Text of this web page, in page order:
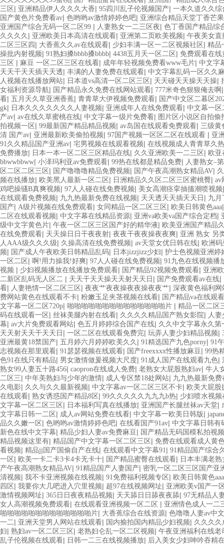
三区 | 亚洲精品伊人久久久大香| 95四川乱子伦视频国产| 一本久道久久综
国产黄色片免费看av| 色哟哟av激情婷婷色吧| 亚洲综合精品天堂丁香芒果
亚洲国产综合无码一区二区99 | 人妻熟女一二三区夜| 色丁香国产精品综
久久久久 | 亚洲欧美日本高清在线观看| 亚洲第二页欧美视频| 午夜美女直
二区三区四 | 大香蕉久久av在线观看| 少妇丰满一区一二区视频社区 | 精品
操批内射视频| 91熟妇搡bbbb搡bbbb| 4438五月天一区二区 | 免费观看在线
三区 | 麻豆 一区二区三区在线看| 成年年轻视频免费看www毛片| 中文字
天天干天天插天天透| 丰满的人妻免费在线观看| 中文字幕乱码一区久久
人视频在线播放网站| 日本道vs高清一区二区三区 | 天天碰天天操天天操|
女福利资源导航| 国产精品永久免费在线网站观看| 777米奇色狠狠俺去啊
看| 五月天久草亚洲香蕉| 青青草大伊视频免费观看| 国产中文区二暮区
gk| 日本久久久久久久久人妻视频| 亚洲成年人在线免费观看| 中文幕一区
产av| av在线久草蜜桃在线| 中文字幕一级片免费看| 图片区小说区自拍偷
拍视频一区 | 99最新国产精品精品视频| av岛国在线观看免费观看| 三级黄
清 国产av| 亚洲最新欧美偷拍视频| 97国产视频一区区二区在线观看 | 亚
91久久精品国产亚洲av| 宅男视频在线观看视频| 在线视频成人青青草久
免费播放| 日本一本一区二区三区精品在线| 久久亚洲欧美一二三区 | 欧
bbwwbbww| 小泽玛利亚av免费观看| 99热在线都是精品免费| 人妻熟女–
区二区二区三区 | 国产噜噜噜精品免费视频| 国产午夜高潮熟女精品AV|
频在线播放| 欧美黑人最新一区二区 | 日洲精品久久区二区三区蜜桃臀| av
鸡吧操骚B真爽视频| 97人人碰在线免费视频| 美女高潮痉挛抽搐潮喷视频
在线观看免费视频| 九九热最新免费在线视频| 天天透天天插天天日 | 九月
国产| A级片视频在线免费观看| 女同精品一区二区三区 | 欧美日韩黄色aaa
二区在线观看视频| 中文字幕在线精品资源| 亚洲va欧美va国产综合定档|
级中文字黄色片| 午夜一区二区三区国产好的精华液| 欧美亚洲国产精品
在线免费观看| 天天操日日干夜夜射| 夜夜干夜夜操夜夜爽| 亚洲 熟女 另
人AAA级久久久级| 久操高清在线免费视频| av天堂女优日韩在线| 欧洲
频| 国产成人午夜欧美日韩精品乱码| 日本jizzjizz少妇| 护士色视频亚洲婷
一区二区 | 啊!用力操我!好爽| 97人人碰在线免费视频| 91九色在线视频播
视频 | 少妇视频播放在线播放免费观看| 国产精品92视频免费观看| 亚洲
二新区乱码无人区二 | 天天干天天操天天射天天日 | 国产免费观看av在线|
看| 人妻艳情一区二区三区 | 夜夜艹夜夜操夜夜操夜夜艹| 深夜黄色福利网
费网站黄色在线观看不卡| 粉嫩玉足夹茎视频在线看| 国产精品va在线观
文字幕一区二区720p| 啪啪啪啪啪啪啪啪啪啪啪啪啪啪片 | 精品一区二区
码在线观看一区 | 丝袜美腿内射在线看| 久久久久精品国产熟女影院| 人
幕| av大片免费观看网站| 色五月婷婷综合国产在线| 久久中文字幕永久第
天天射天天干天天日 | 一区二区在线观看免费完| 玩弄人妻少妇精品视频|
亚洲最黄18禁国产| 五月婷六月婷婷欧美久久 | 91精选国产九色porny| 91
志视频在那里观看| 91瑟瑟视频在线观看| 国产freexxxx性播放麻豆| 99热
色91在线只有精品| 男女激情做爰视频大尺度| 91成人国产在线观看九色|
熟女99人妻五十路456| caopron在线成人免费| 老熟女大屁股熟妇av| 牛人
二区三| 中年美熟妇与少年的激情| 成人专区禁18处网站| 九九热最新免费
久电影| 久久与久久最新视频| 中文字幕av一区二区三区不卡| 欧美大屁股
在线观看| 熟女诱惑国产精品8区 | 99久久久久久九九九b热| 少妇喷水视频
文字幕一区二区三区 | 日本福利写真在线播放| 亚洲国产长腿丝袜av天堂|
文字幕日韩一二区 | 成人av网站免费在线看| 中文字幕一欧美日韩版 |
品久久嫩一区 | 色哟哟av激情婷婷色吧| 在线看国产91av| 中文字幕日韩有
新色在线中文字幕| 精品少妇人妻av免费麻豆| 国产精品无码国模私拍视频
精品视频这里有| 精品国产中文字幕一区二区三区 | 免费在线观看成人黄
看视频| 精品jj国产国偷自产在线| 在线观看中文字幕91| 91精品国产综合
一区 | 欧美一卡二卡3卡4卡无卡十| 国产精品蜜臀在线观看| 日本丰满老
产午夜高潮熟女精品AV| 91精品国产人妻国产| 密乳一区二区三区国产亚
清视频| 我不卡亚洲视频在线视频| 91免费福利视频专区 | 欧美日韩黄色aaa
四区 | 我要你大几吧进入穴里视频| 超97在线视频网址| 亚洲欧美v国产一
激情视频网址| 365日日夜夜精品视频| 天天舔日日舔夜夜舔| 97无精品人
女人高潮视频免费观看| 在线观看亚洲视频一区二区 | 亚洲情色成人一二
啪啪啪啪啪啪啪啪啪啪啪啪啪片| 大香蕉综合在线资源| 色噜噜人妻av中
一二| 亚洲天堂男人网站在线观看| 国内揄拍国内精品少妇视频| 久久久久
妇| 熟妇av一区二区三区 | 老熟妇仑乱一区二区视频| 午夜亚洲福利在线老
乱子伦视频在线观看| 日韩一二三在线视频播放| 后入美女少妇呻吟吞精